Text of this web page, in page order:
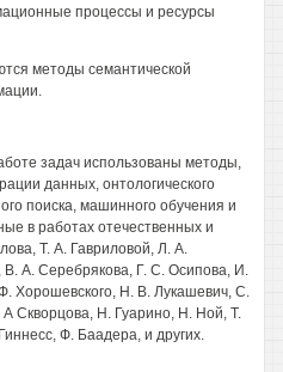
процессы и ресурсы
методы семантической
задач использованы методы,
данных, онтологического
поиска, машинного обучения и
в работах отечественных и
Т. А. Гавриловой, Л. А.
В. А. Серебрякова, Г. С. Осипова, И.
Хорошевского, Н. В. Лукашевич, С.
Скворцова, Н. Гуарино, Н. Ной, Т.
Ф. Баадера, и других.